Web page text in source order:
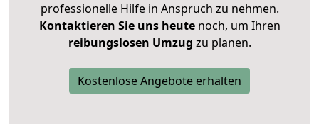
professionelle Hilfe in Anspruch zu nehmen.
Kontaktieren Sie uns heutenoch, um Ihren
reibungslosen Umzug zu planen.
Kostenlose Angebote erhalten